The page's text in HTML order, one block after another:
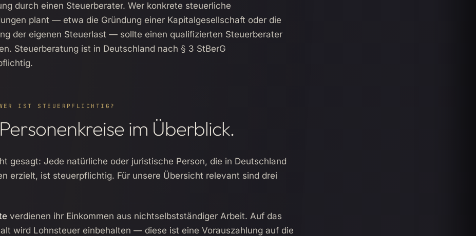
durch einen Steuerberater. Wer konkrete steuerliche
plant — etwa die Gründung einer Kapitalgesellschaft oder die
der eigenen Steuerlast — sollte einen qualifizierten Steuerberater
Steuerberatung ist in Deutschland nach § 3 StBerG
IST STEUERPFLICHTIG?
im Überblick.
gesagt: Jede natürliche oder juristische Person, die in Deutschland
erzielt, ist steuerpflichtig. Für unsere Übersicht relevant sind drei
verdienen ihr Einkommen aus nichtselbstständiger Arbeit. Auf das
wird Lohnsteuer einbehalten — diese ist eine Vorauszahlung auf die